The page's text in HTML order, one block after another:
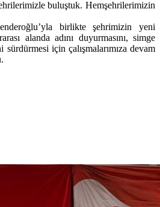
buluştuk. Hemşehrilerimizin
birlikte şehrimizin yeni
alanda adını duyurmasını, simge
sürdürmesi için çalışmalarımıza devam